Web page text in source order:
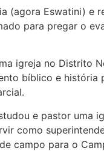
(agora Eswatini) e
para pregar o
igreja no Distrito
bíblico e história
e pastor uma
como
campo para o